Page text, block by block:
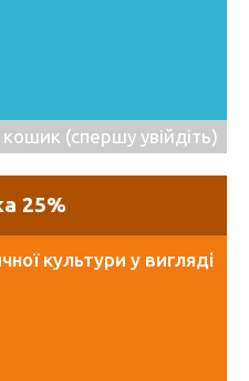
(спершу увійдіть)
25%
культури у вигляді